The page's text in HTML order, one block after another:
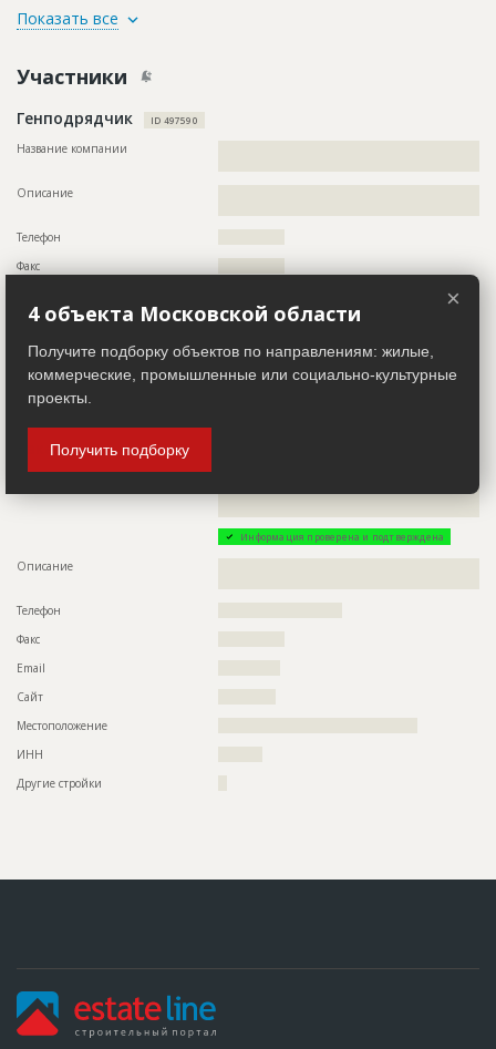
ID
Дата обновления
Этап строительства
Показать все
Участники
Генподрядчик ID 497590
Название компании
Описание
Телефон
Факс
Сайт
??????????????
Местоположение
??????????????????????????????????????????????????????????
Другие стройки
Заказчик ID 48261
??????????????????????????????????????????????????????????
Информация проверена и подтверждена
Описание
Телефон
Факс
Email
Сайт
Местоположение
ИНН
Другие стройки
×
4 объекта Московской области
Получите подборку объектов по направлениям: жилые,
коммерческие, промышленные или социально-культурные
проекты.
Получить подборку